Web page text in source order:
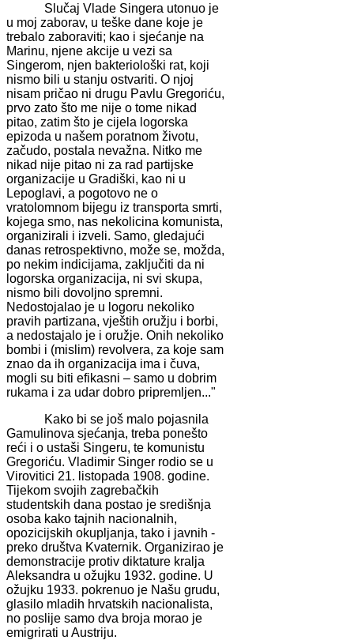
Slučaj Vlade Singera utonuo je
u moj zaborav, u teške dane koje je
trebalo zaboraviti; kao i sjećanje na
Marinu, njene akcije u vezi sa
Singerom, njen bakteriološki rat, koji
nismo bili u stanju ostvariti. O njoj
nisam pričao ni drugu Pavlu Gregoriću,
prvo zato što me nije o tome nikad
pitao, zatim što je cijela logorska
epizoda u našem poratnom životu,
začudo, postala nevažna. Nitko me
nikad nije pitao ni za rad partijske
organizacije u Gradiški, kao ni u
Lepoglavi, a pogotovo ne o
vratolomnom bijegu iz transporta smrti,
kojega smo, nas nekolicina komunista,
organizirali i izveli. Samo, gledajući
danas retrospektivno, može se, možda,
po nekim indicijama, zaključiti da ni
logorska organizacija, ni svi skupa,
nismo bili dovoljno spremni.
Nedostojalao je u logoru nekoliko
pravih partizana, vještih oružju i borbi,
a nedostajalo je i oružje. Onih nekoliko
bombi i (mislim) revolvera, za koje sam
znao da ih organizacija ima i čuva,
mogli su biti efikasni – samo u dobrim
rukama i za udar dobro pripremljen..."
Kako bi se još malo pojasnila
Gamulinova sjećanja, treba ponešto
reći i o ustaši Singeru, te komunistu
Gregoriću. Vladimir Singer rodio se u
Virovitici 21. listopada 1908. godine.
Tijekom svojih zagrebačkih
studentskih dana postao je središnja
osoba kako tajnih nacionalnih,
opozicijskih okupljanja, tako i javnih -
preko društva Kvaternik. Organizirao je
demonstracije protiv diktature kralja
Aleksandra u ožujku 1932. godine. U
ožujku 1933. pokrenuo je Našu grudu,
glasilo mladih hrvatskih nacionalista,
no poslije samo dva broja morao je
emigrirati u Austriju.